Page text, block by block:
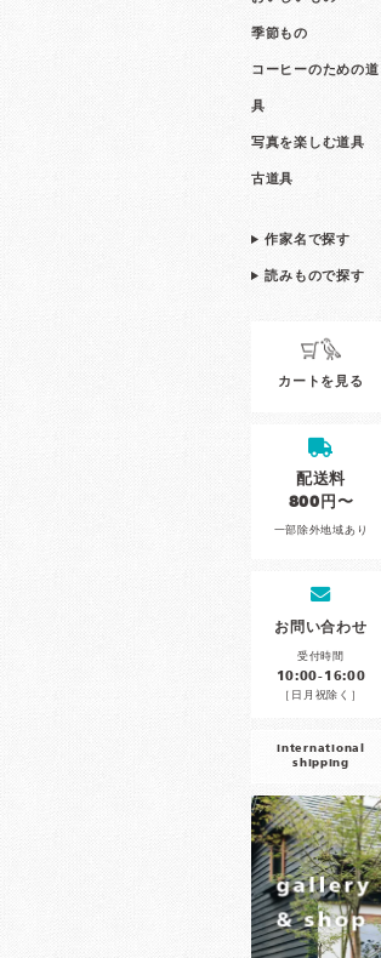
季節もの
コーヒーのための道
具
写真を楽しむ道具
古道具
作家名で探す
読みもので探す
カートを見る
配送料
800円〜
一部除外地域あり
お問い合わせ
受付時間
10:00-16:00
［日月祝除く］
international
shipping